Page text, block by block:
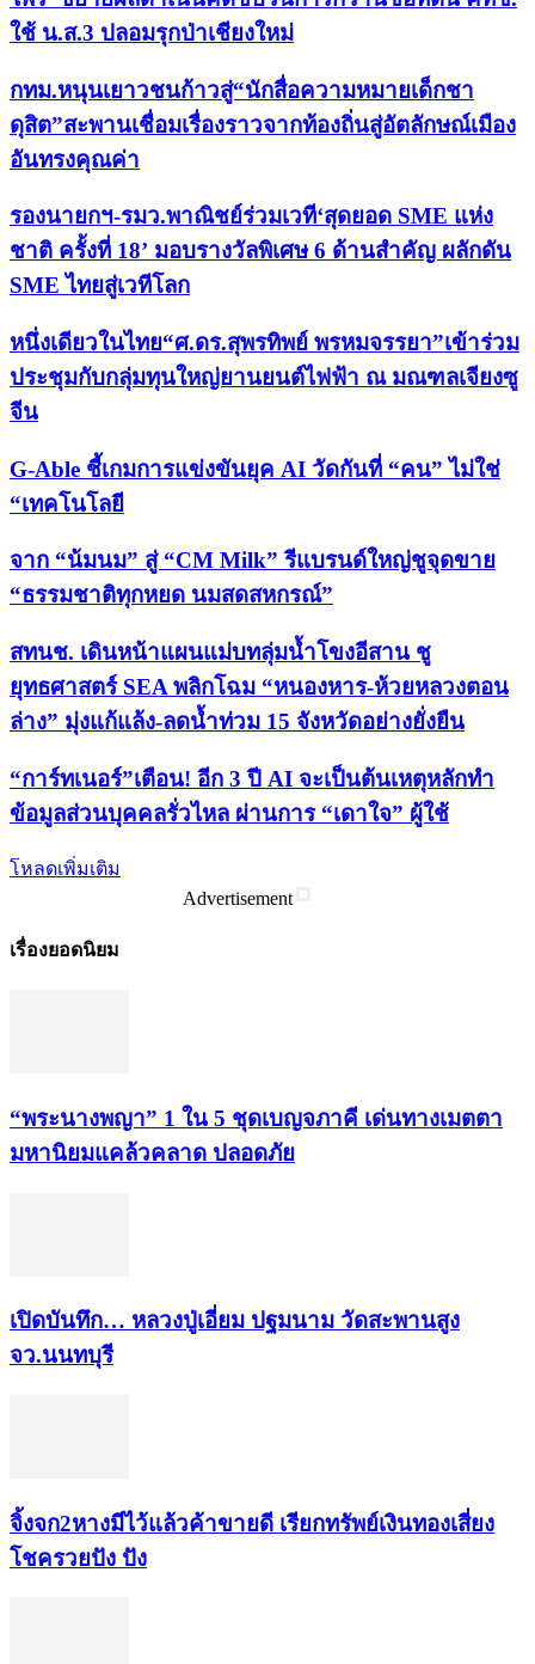
ใช้ น.ส.3 ปลอมรุกป่าเชียงใหม่
กทม.หนุนเยาวชนก้าวสู่“นักสื่อความหมายเด็กชา
ดุสิต”สะพานเชื่อมเรื่องราวจากท้องถิ่นสู่อัตลักษณ์เมือง
อันทรงคุณค่า
รองนายกฯ-รมว.พาณิชย์ร่วมเวที‘สุดยอด SME แห่ง
ชาติ ครั้งที่ 18’ มอบรางวัลพิเศษ 6 ด้านสำคัญ ผลักดัน
SME ไทยสู่เวทีโลก
หนึ่งเดียวในไทย“ศ.ดร.สุพรทิพย์ พรหมจรรยา”เข้าร่วม
ประชุมกับกลุ่มทุนใหญ่ยานยนต์ไฟฟ้า ณ มณฑลเจียงซู
จีน
G-Able ชี้เกมการแข่งขันยุค AI วัดกันที่ “คน” ไม่ใช่
“เทคโนโลยี
จาก “น้มนม” สู่ “CM Milk” รีแบรนด์ใหญ่ชูจุดขาย
“ธรรมชาติทุกหยด นมสดสหกรณ์”
สทนช. เดินหน้าแผนแม่บทลุ่มน้ำโขงอีสาน ชู
ยุทธศาสตร์ SEA พลิกโฉม “หนองหาร-ห้วยหลวงตอน
ล่าง” มุ่งแก้แล้ง-ลดน้ำท่วม 15 จังหวัดอย่างยั่งยืน
“การ์ทเนอร์”เตือน! อีก 3 ปี AI จะเป็นต้นเหตุหลักทำ
ข้อมูลส่วนบุคคลรั่วไหล ผ่านการ “เดาใจ” ผู้ใช้
โหลดเพิ่มเติม
Advertisement
เรื่องยอดนิยม
“พระ​นาง​พญา” 1 ใน 5​ ชุดเบญจ​ภาคี​ เด่นทางเมตตา​
มหา​นิยม​แคล้วคลาด​ ปลอดภัย​
เปิดบันทึก… หลวงปู่เอี่ยม ​ปฐม​นาม​ วัดสะพานสูง​
จว.นนทบุรี
จิ้งจก​2​หาง​มีไว้แล้ว​ค้าขาย​ดี​ เรียก​ทรัพย์เงินทอง​เสี่ยง
โชค​รวยปัง​ ปัง​